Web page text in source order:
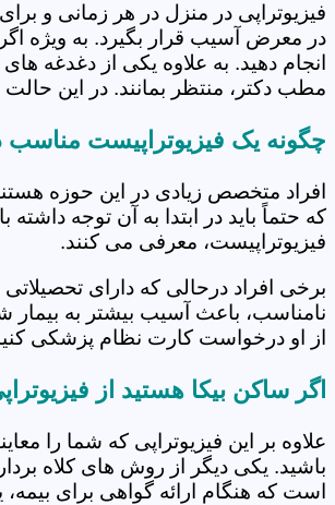
فیزیوتراپی در منزل در هر زمانی و
در معرض آسیب قرار بگیرد. به ویژه
انجام دهید. به علاوه یکی از دغدغه
مطب دکتر، منتظر بمانند. در این
چگونه یک فیزیوتراپیست مناسب
افراد متخصص زیادی در این حوزه
که حتماً باید در ابتدا به آن توجه
فیزیوتراپیست، معرفی می کنند.
برخی افراد درحالی که دارای
نامناسب، باعث آسیب بیشتر به بیمار
از او درخواست کارت نظام پزشکی
اگر ساکن بیکا هستید از
علاوه بر این فیزیوتراپی که شما را
باشید. یکی دیگر از روش های کلاه
است که هنگام ارائه گواهی برای